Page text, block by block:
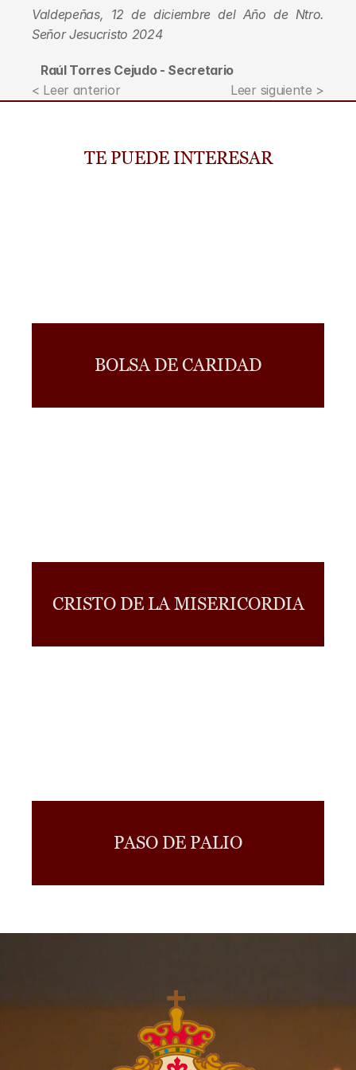
Valdepeñas, 12 de diciembre del Año de Ntro.
Señor Jesucristo 2024
Raúl Torres Cejudo - Secretario
< Leer anterior
Leer siguiente >
TE PUEDE INTERESAR
BOLSA DE CARIDAD
CRISTO DE LA MISERICORDIA
PASO DE PALIO